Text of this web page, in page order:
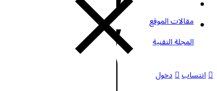
مقالات الموقع
المجلة التقنية
انتساب دخول